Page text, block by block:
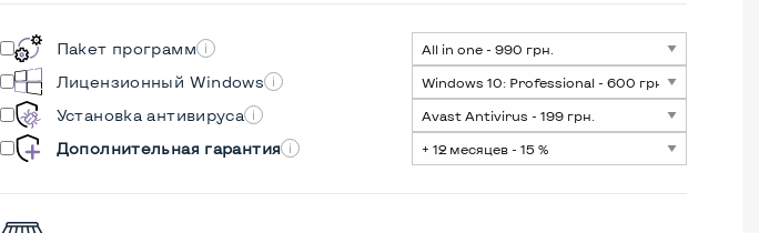
Пакет программ
Лицензионный Windows
Установка антивируса
Дополнительная гарантия